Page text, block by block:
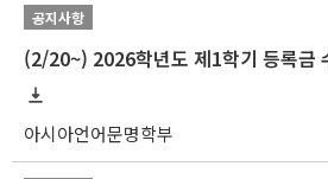
공지사항
아시아언어문명학부